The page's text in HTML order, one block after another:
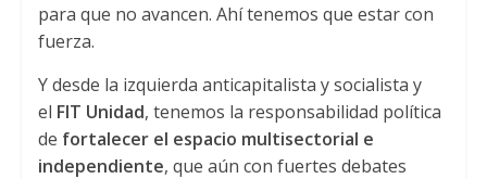
para que no avancen. Ahí tenemos que estar con
fuerza.
Y desde la izquierda anticapitalista y socialista y
el FIT Unidad, tenemos la responsabilidad política
de fortalecer el espacio multisectorial e
independiente, que aún con fuertes debates